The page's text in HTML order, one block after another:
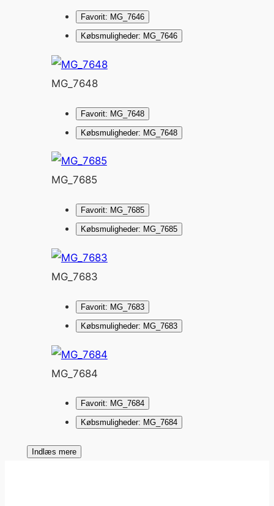
Favorit: MG_7646
Købsmuligheder: MG_7646
MG_7648
Favorit: MG_7648
Købsmuligheder: MG_7648
MG_7685
Favorit: MG_7685
Købsmuligheder: MG_7685
MG_7683
Favorit: MG_7683
Købsmuligheder: MG_7683
MG_7684
Favorit: MG_7684
Købsmuligheder: MG_7684
Indlæs mere